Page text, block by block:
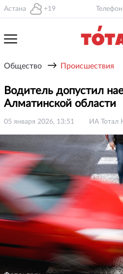
Астана +19
Общество → Происшествия
Водитель допустил
Алматинской области
05 января 2026, 13:51 ИА Тотал